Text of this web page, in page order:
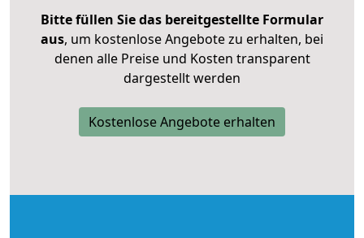
Bitte füllen Sie das bereitgestellte Formular
aus, um kostenlose Angebote zu erhalten, bei
denen alle Preise und Kosten transparent
dargestellt werden
Kostenlose Angebote erhalten